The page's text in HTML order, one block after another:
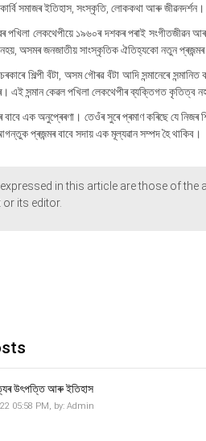
সমাজৰ ইতিহাস, সংস্কৃতি, লোককথা আৰু জীৱনদৰ্শন।
পখিলা লেকথেপীয়ে ১৯৬০ৰ দশকৰ পৰাই
নহয়, অসমৰ জনজাতীয় সাংস্কৃতিক ঐতিহ্যকো নতুন
শিল্পী বঁটা, অসম গৌৰৱ বঁটা আদি সন্মানেৰে
এই সন্মান কেৱল পখিলা লেকথেপীৰ ব্যক্তিগত
এক অনুপ্ৰেৰণা। তেওঁৰ সুৰে প্ৰমাণ কৰিছে যে
প্ৰজন্মৰ বাবে সদায় এক মূল্যৱান সম্পদ হৈ থাকিব।
in this article are those of
its editor.
উৎপত্তি আৰু ইতিহাস
05:58 PM, by: Admin